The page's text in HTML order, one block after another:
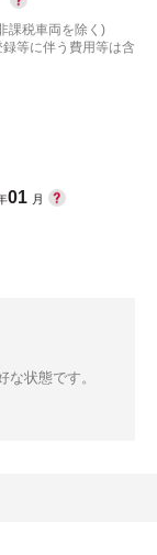
課税車両を除く)
等に伴う費用等は含
01 月
な状態です。